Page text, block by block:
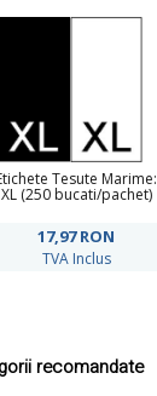
Tesute Marime:
XL (250 bucati/pachet)
17,97RON
TVA Inclus
recomandate